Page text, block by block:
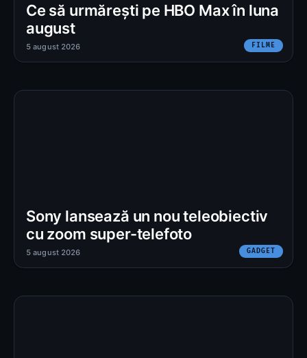
Ce să urmărești pe HBO Max în luna
august
FILME
5 august 2026
Sony lansează un nou teleobiectiv
cu zoom super-telefoto
GADGET
5 august 2026